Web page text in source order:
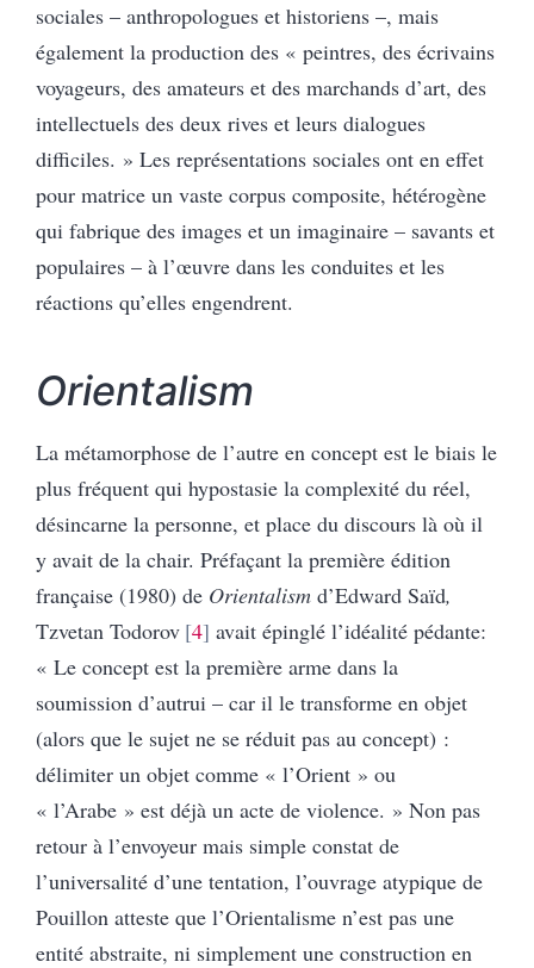
sociales – anthropologues et historiens –, mais
également la production des « peintres, des écrivains
voyageurs, des amateurs et des marchands d’art, des
intellectuels des deux rives et leurs dialogues
difficiles. » Les représentations sociales ont en effet
pour matrice un vaste corpus composite, hétérogène
qui fabrique des images et un imaginaire – savants et
populaires – à l’œuvre dans les conduites et les
réactions qu’elles engendrent.
Orientalism
La métamorphose de l’autre en concept est le biais le
plus fréquent qui hypostasie la complexité du réel,
désincarne la personne, et place du discours là où il
y avait de la chair. Préfaçant la première édition
française (1980) de Orientalism d’Edward Saïd,
Tzvetan Todorov 4 avait épinglé l’idéalité pédante:
« Le concept est la première arme dans la
soumission d’autrui – car il le transforme en objet
(alors que le sujet ne se réduit pas au concept) :
délimiter un objet comme « l’Orient » ou
« l’Arabe » est déjà un acte de violence. » Non pas
retour à l’envoyeur mais simple constat de
l’universalité d’une tentation, l’ouvrage atypique de
Pouillon atteste que l’Orientalisme n’est pas une
entité abstraite, ni simplement une construction en